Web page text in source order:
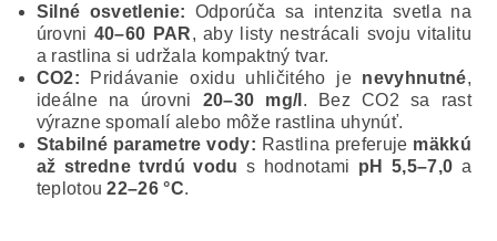
Silné osvetlenie: Odporúča sa intenzita svetla na
úrovni 40–60 PAR, aby listy nestrácali svoju vitalitu
a rastlina si udržala kompaktný tvar.
CO2: Pridávanie oxidu uhličitého je nevyhnutné,
ideálne na úrovni 20–30 mg/l . Bez CO2 sa rast
výrazne spomalí alebo môže rastlina uhynúť.
Stabilné parametre vody: Rastlina preferuje mäkkú
až stredne tvrdú vodu s hodnotami pH 5,5–7,0 a
teplotou22–26 °C.